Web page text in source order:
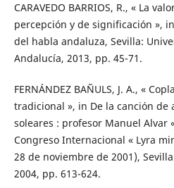
CARAVEDO BARRIOS, R., « La
percepción y de significación »,
del habla andaluza, Sevilla:
Andalucía, 2013, pp. 45-71.
FERNÁNDEZ BAÑULS, J. A., «
tradicional », in De la canción de
soleares : profesor Manuel Alvar
Congreso Internacional « Lyra
28 de noviembre de 2001),
2004, pp. 613-624.